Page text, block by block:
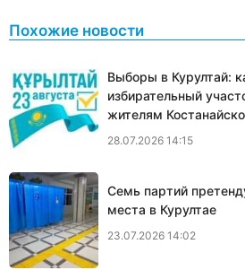
Похожие новости
Выборы в Курултай:
избирательный
жителям
28.07.2026 14:15
Семь партий
места в Курултае
23.07.2026 14:02